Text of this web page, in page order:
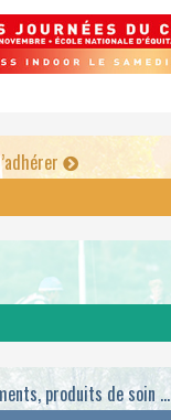
produits de soin ...